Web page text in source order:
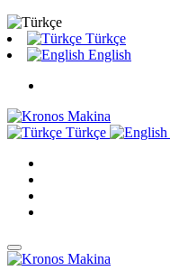
Türkçe
English
Türkçe